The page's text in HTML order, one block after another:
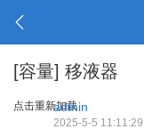
[容量] 移液器
点击重新加载
admin
2025-5-5 11:11:29